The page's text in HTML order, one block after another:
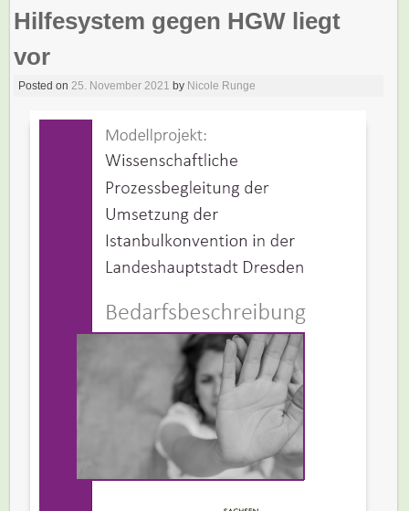
Hilfesystem gegen HGW liegt
vor
Posted on25. November 2021 by Nicole Runge